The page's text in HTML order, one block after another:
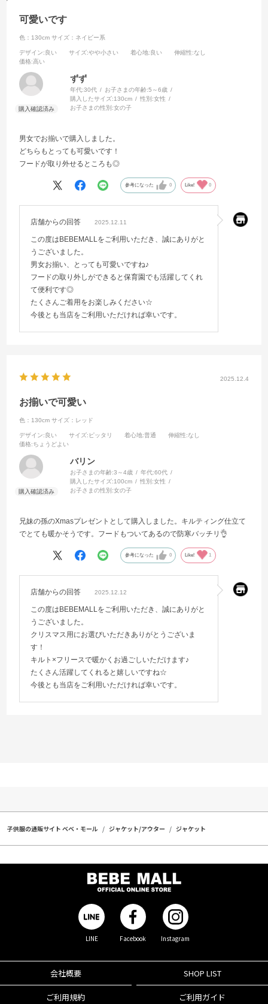
可愛いです
色：130cm サイズ：ネイビー系
デザイン:良い サイズ:やや小さい 着心地:良い 伸縮性:なし
価格:高い
ずず
年代:30代 お子さまの年齢:5～6歳
購入したサイズ:130cm 性別:女性
お子さまの性別:女の子
男女でお揃いで購入しました。
どちらもとっても可愛いです！
フードが取り外せるところも◎
参考になった 0 Like! 0
店舗からの回答 2025.12.11
この度はBEBEMALLをご利用いただき、誠にありがと
うございました。
男女お揃い、とっても可愛いですね♪
フードの取り外しができると保育園でも活躍してくれ
て便利です◎
たくさんご着用をお楽しみください☆
今後とも当店をご利用いただければ幸いです。
2025.12.4
お揃いで可愛い
色：130cm サイズ：レッド
デザイン:良い サイズ:ピッタリ 着心地:普通 伸縮性:なし
価格:ちょうどよい
バリン
お子さまの年齢:3～4歳 年代:60代
購入したサイズ:100cm 性別:女性
お子さまの性別:女の子
兄妹の孫のXmasプレゼントとして購入しました。キルティング仕立て
でとても暖かそうです。フードもついてあるので防寒バッチリ👌
参考になった 0 Like! 1
店舗からの回答 2025.12.12
この度はBEBEMALLをご利用いただき、誠にありがと
うございました。
クリスマス用にお選びいただきありがとうございま
す！
キルト×フリースで暖かくお過ごしいただけます♪
たくさん活躍してくれると嬉しいですね☆
今後とも当店をご利用いただければ幸いです。
子供服の通販サイト ベベ・モール ジャケット/アウター ジャケット
LINE Facebook Instagram
会社概要 SHOP LIST
ご利用規約 ご利用ガイド